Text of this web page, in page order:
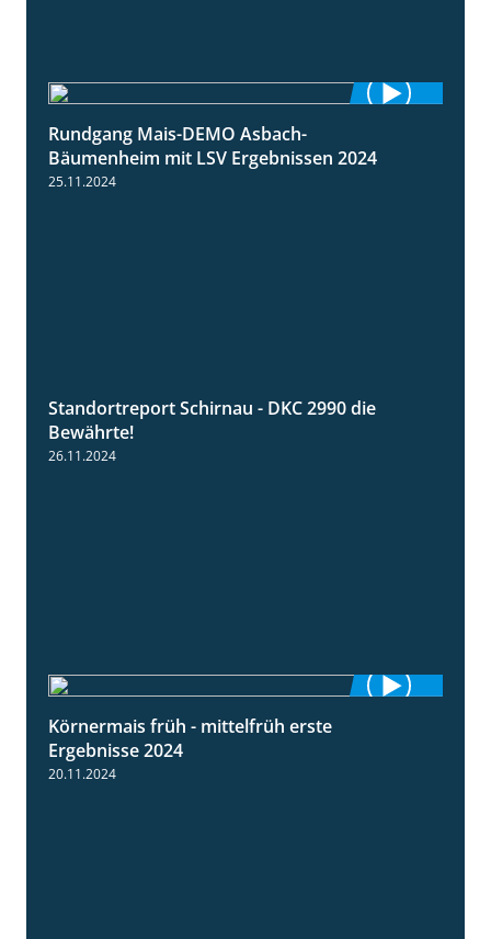
Rundgang Mais-DEMO Asbach-
Bäumenheim mit LSV Ergebnissen 2024
25.11.2024
2:14
Standortreport Schirnau - DKC 2990 die
Bewährte!
26.11.2024
Körnermais früh - mittelfrüh erste
Ergebnisse 2024
20.11.2024